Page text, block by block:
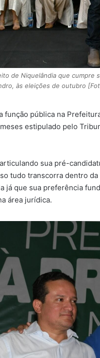
de Niquelândia que
às eleições de outubro
função pública na
estipulado pelo
sua pré-
tudo transcorra dentro
já que sua preferência
área jurídica.